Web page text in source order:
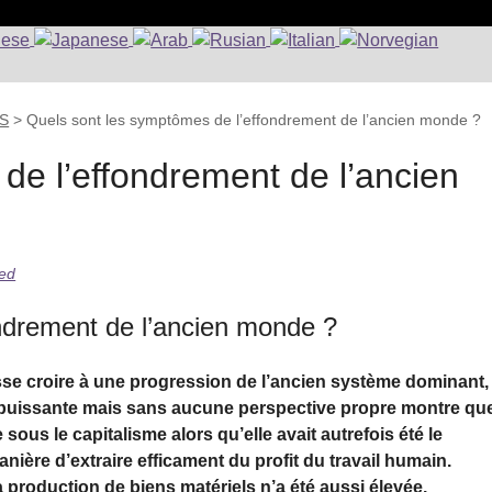
>Quels sont les symptômes de l’effondrement de l’ancien monde ?
l’effondrement de l’ancien
de l’ancien monde ?
croire à une progression de l’ancien système dominant,
mais sans aucune perspective propre montre
le capitalisme alors qu’elle avait autrefois été le
d’extraire efficament du profit du travail humain.
de biens matériels n’a été aussi élevée.